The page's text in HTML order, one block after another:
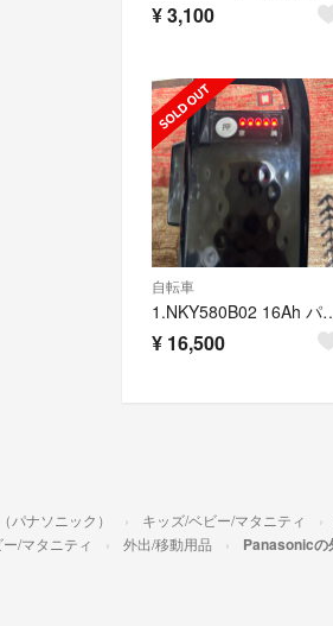
¥3,100
自転車
1.NKY580B02 16Ah パ
¥ 16,500
パナソニック） キッズ/ベビー/マタニティ
/マタニティ 外出/移動用品 Panasonicの